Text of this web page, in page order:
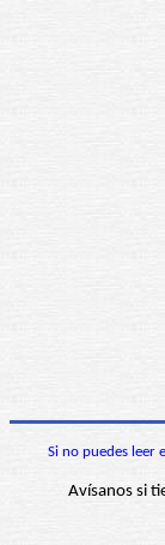
Si no puedes leer
Avísanos si